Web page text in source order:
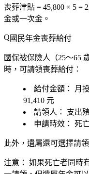
喪葬津貼 = 45,800 × 5 =
金或一次金。
國民年金喪葬給付
國保被保險人（25～65
時，可請領喪葬給付：
給付金額：
月
91,410 元
請領人：
支出
申請時效： 死
此外，遺屬還可選擇請
注意： 如果死亡者同時